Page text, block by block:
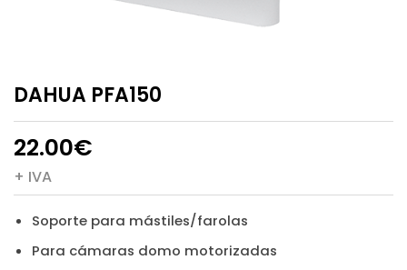
DAHUA PFA150
22.00€
+ IVA
Soporte para mástiles/farolas
Para cámaras domo motorizadas